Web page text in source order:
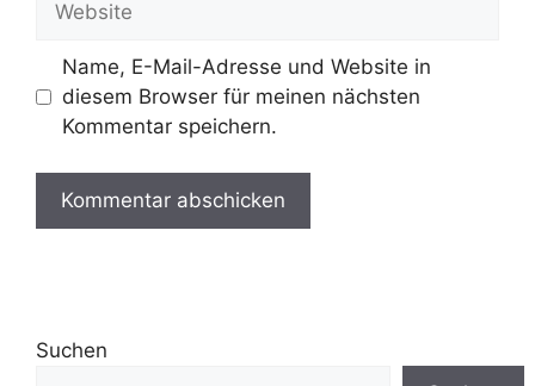
Name, E-Mail-Adresse und Website in
diesem Browser für meinen nächsten
Kommentar speichern.
Suchen